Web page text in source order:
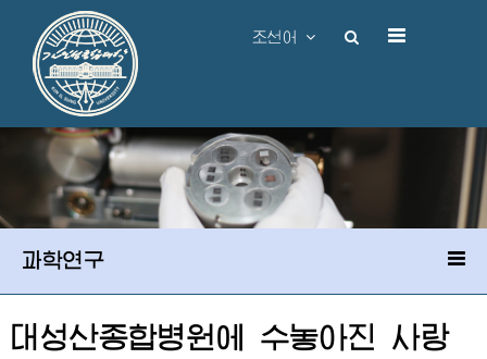
조선어
과학연구
대성산종합병원에 수놓아진 사랑